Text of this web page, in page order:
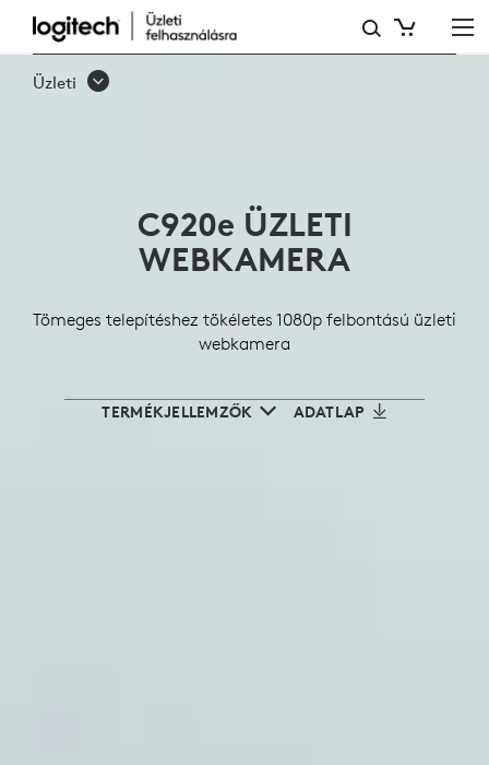
LOGITECH
C920E
PROFESSZIONÁLIS
MINŐSÉGŰ
ÉRTEKEZLETEKHEZ
Üzleti
C920e ÜZLETI
WEBKAMERA
Tömeges telepítéshez tökéletes 1080p felbontású üzleti
webkamera
TERMÉKJELLEMZŐK ADATLAP